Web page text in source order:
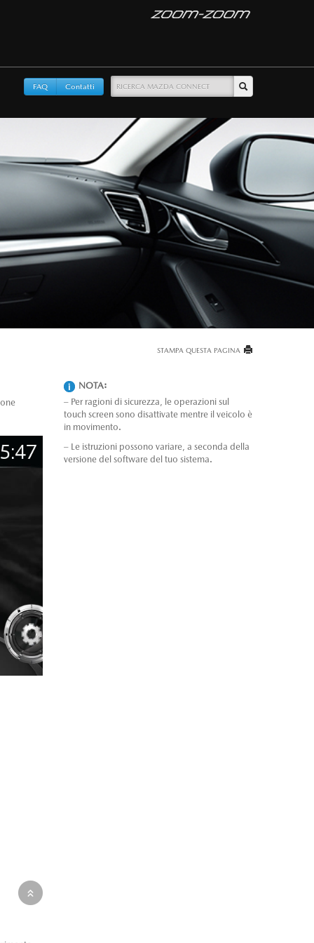
FAQ Contatti
STAMPA QUESTA PAGINA
NOTA:
– Per ragioni di sicurezza, le operazioni sul
touch screen sono disattivate mentre il veicolo è
in movimento.
– Le istruzioni possono variare, a seconda della
versione del software del tuo sistema.